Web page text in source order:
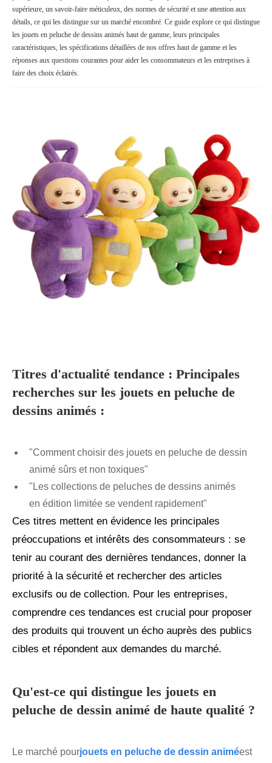
supérieure, un savoir-faire méticuleux, des normes de sécurité et une attention aux
détails, ce qui les distingue sur un marché encombré. Ce guide explore ce qui distingue
les jouets en peluche de dessins animés haut de gamme, leurs principales
caractéristiques, les spécifications détaillées de nos offres haut de gamme et les
réponses aux questions courantes pour aider les consommateurs et les entreprises à
faire des choix éclairés.
Titres d'actualité tendance : Principales
recherches sur les jouets en peluche de
dessins animés :
"Comment choisir des jouets en peluche de dessin
animé sûrs et non toxiques"
"Les collections de peluches de dessins animés
en édition limitée se vendent rapidement"
Ces titres mettent en évidence les principales
préoccupations et intérêts des consommateurs : se
tenir au courant des dernières tendances, donner la
priorité à la sécurité et rechercher des articles
exclusifs ou de collection. Pour les entreprises,
comprendre ces tendances est crucial pour proposer
des produits qui trouvent un écho auprès des publics
cibles et répondent aux demandes du marché.
Qu'est-ce qui distingue les jouets en
peluche de dessin animé de haute qualité ?
Le marché pourjouets en peluche de dessin animéest